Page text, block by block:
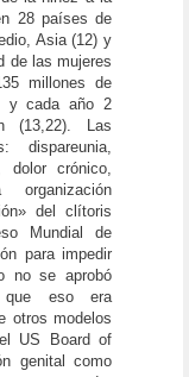
28 países de
Asia (12) y
de las mujeres
millones de
y cada año 2
(13,22). Las
dispareunia,
dolor crónico,
del clítoris
Mundial de
para impedir
no se aprobó
que eso era
otros modelos
US Board of
genital como